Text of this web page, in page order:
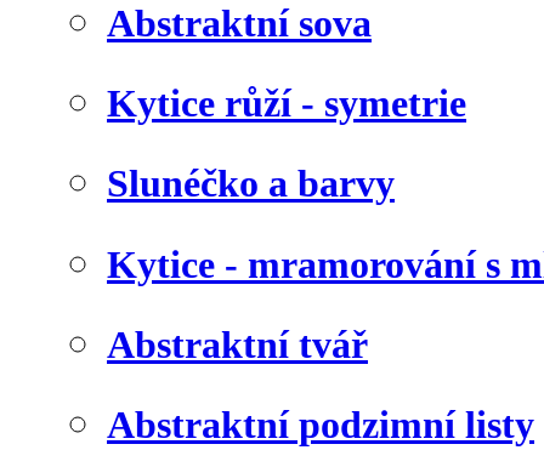
Abstraktní sova
Kytice růží - symetrie
Slunéčko a barvy
Kytice - mramorování s
Abstraktní tvář
Abstraktní podzimní listy